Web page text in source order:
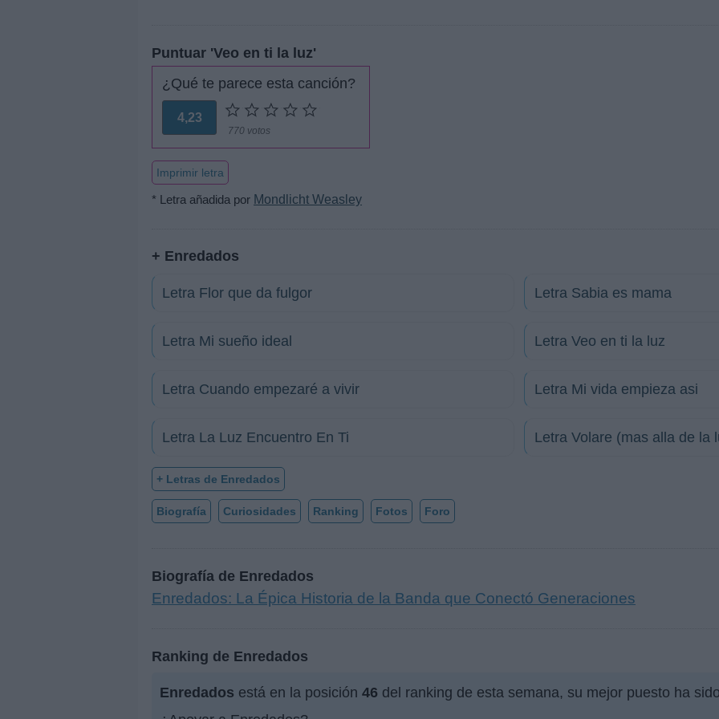
Puntuar 'Veo en ti la luz'
¿Qué te parece esta canción?
4,23
770 votos
Imprimir letra
* Letra añadida por Mondlicht Weasley
+ Enredados
Letra Flor que da fulgor Letra Sabia es mama
Letra Mi sueño ideal Letra Veo en ti la luz
Letra Cuando empezaré a vivir Letra Mi vida empieza asi
Letra La Luz Encuentro En Ti Letra Volare (mas alla de la
+ Letras de Enredados
Biografía Curiosidades Ranking Fotos Foro
Biografía de Enredados
Enredados: La Épica Historia de la Banda que Conectó Generaciones
Ranking de Enredados
Enredados está en la posición 46 del ranking de esta semana, su mejor puesto ha